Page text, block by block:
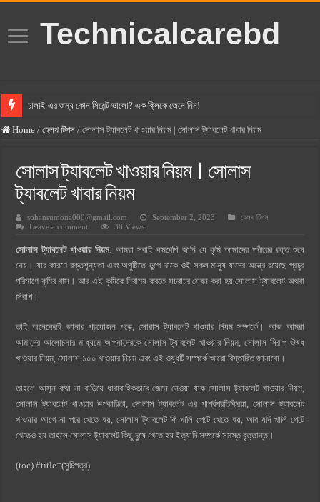
Technicalcarebd
ঢালাই এর জন্য কোন সিমেন্ট ভালো? এক ক্লিকে জেনে নিন!
বসুন্ধরা সিমেন্ট এর দাম ২০২৫
হোলসিম সিমেন্ট দাম ২০২৫
সুপারক্রিট সিমেন্ট দাম ২০২৫
জুডিশিয়াল ম্যাজিস্ট্রেট কি? জুডিশিয়াল ম্যাজিস্ট্রেট এর সুযোগ সুবিধা
ওয়ালটন মোবাইল কিস্তিতে কেনার নিয়ম ২০২৫
ওয়ালটন টিভি কিস্তিতে কেনার নিয়ম ২০২৫
গ্রামে লাভজনক ব্যবসা ২০২৫ ও গ্রামের বাজারে ব্যবসার আইডিয়া
Home / হেলথ টিপস / সোলাস ট্যাবলেট খাওয়ার নিয়ম | সোলাস ট্যাবলেট খাবার নিয়ম
সোলাস ট্যাবলেট খাওয়ার নিয়ম | সোলাস
ট্যাবলেট খাবার নিয়ম
sohansumona000@gmail.com September 2, 2023
হেলথ টিপস
Leave a comment
38 Views
সোলাস ট্যাবলেট খাওয়ার নিয়ম: আমরা সবাই কমবেশি জানি যে কৃমি আমাদের শরীরের রক্ত শুষে
নেয়। যার কারণে রক্তশূন্যতা এবং অপুষ্টিতে ভুগে থাকে ওই সকল মানুষ যাদের অন্ত্রে রয়েছে প্রচুর
পরিমাণে কৃমির বাস। আর এই কৃমিকে নিরাময় করতে সচরাচর সেবন করা হয় সোলাস ট্যাবলেট অথবা
সিরাপ।
তাই অনেকেরই জানার প্রয়োজন পড়ে, সোরাস ট্যাবলেট খাওয়ার নিয়ম সম্পর্কে। আজ আমরা
আমাদের আলোচনার মাধ্যমে আপনাদেরকে সোলাস ট্যাবলেট খাওয়ার নিয়ম, সোলাস সিরাপ ঔষধ
খাওয়ার নিয়ম, সোলাস ১০০ খাওয়ার নিয়ম এবং এই ওষুধটি সম্পর্কে আরো বিস্তারিত জানাবো।
তাহলে আসুন কথা না বাড়িয়ে ধারাবাহিকভাবে জেনে নেওয়া যাক সোলাস ট্যাবলেট খাওয়ার নিয়ম,
সোলাস ট্যাবলেট খাওয়ার উপকারিতা, সোলাস ট্যাবলেট এর পার্শ্বপ্রতিক্রিয়া, সোলাস ট্যাবলেট
খাওয়ার আগে না পরে খেতে হয়, সোলাস ট্যাবলেট কি খালি পেটে খেতে হয়, আর যদি খালি পেটে
খেতেও হয় তাহলে সোলাস ট্যাবলেট কিছু চুষে খেতে হয় ইত্যাদি সম্পর্কে সমস্ত বৃত্তান্ত।
(toc) #title=(সুচিপত্র)